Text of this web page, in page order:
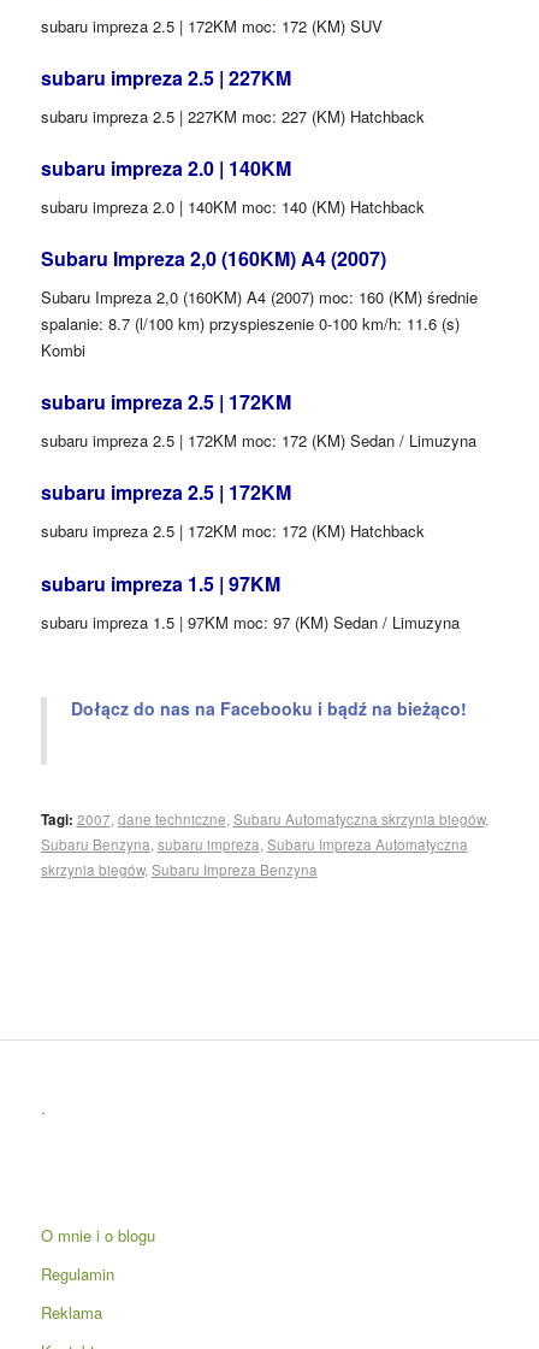
subaru impreza 2.5 | 172KM moc: 172 (KM) SUV
subaru impreza 2.5 | 227KM
subaru impreza 2.5 | 227KM moc: 227 (KM) Hatchback
subaru impreza 2.0 | 140KM
subaru impreza 2.0 | 140KM moc: 140 (KM) Hatchback
Subaru Impreza 2,0 (160KM) A4 (2007)
Subaru Impreza 2,0 (160KM) A4 (2007) moc: 160 (KM) średnie
spalanie: 8.7 (l/100 km) przyspieszenie 0-100 km/h: 11.6 (s)
Kombi
subaru impreza 2.5 | 172KM
subaru impreza 2.5 | 172KM moc: 172 (KM) Sedan / Limuzyna
subaru impreza 2.5 | 172KM
subaru impreza 2.5 | 172KM moc: 172 (KM) Hatchback
subaru impreza 1.5 | 97KM
subaru impreza 1.5 | 97KM moc: 97 (KM) Sedan / Limuzyna
Dołącz do nas na Facebooku i bądź na bieżąco!
Tagi: 2007 dane techniczne Subaru Automatyczna skrzynia biegów,
Subaru Benzyna subaru impreza Subaru Impreza Automatyczna
skrzynia biegów, Subaru Impreza Benzyna
.
O mnie i o blogu
Regulamin
Reklama